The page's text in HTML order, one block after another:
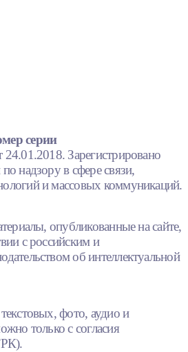
серии
Зарегистрировано
надзору в сфере связи,
и массовых коммуникаций.
опубликованные на сайте,
с российским и
об интеллектуальной
фото, аудио и
только с согласия